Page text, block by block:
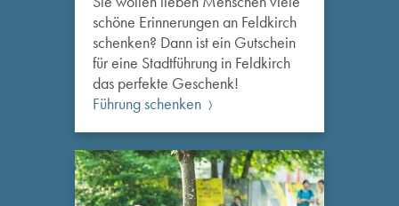
schöne Erinnerungen an Feldkirch
schenken? Dann ist ein Gutschein
für eine Stadtführung in Feldkirch
das perfekte Geschenk!
Führung schenken